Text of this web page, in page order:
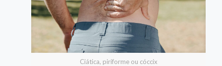
Ciática, piriforme ou cóccix